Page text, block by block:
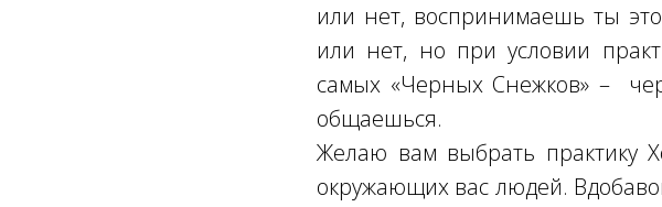
или нет, воспринимаешь ты
или нет, но при условии
самых «Черных Снежков» –
общаешься.
Желаю вам выбрать практику
окружающих вас людей.